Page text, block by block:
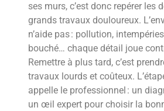
ses murs, c’est donc repérer les
grands travaux douloureux.
n’aide pas : pollution,
bouché… chaque détail joue
Remettre à plus tard, c’est
travaux lourds et coûteux.
appelle le professionnel : un
un œil expert pour choisir la